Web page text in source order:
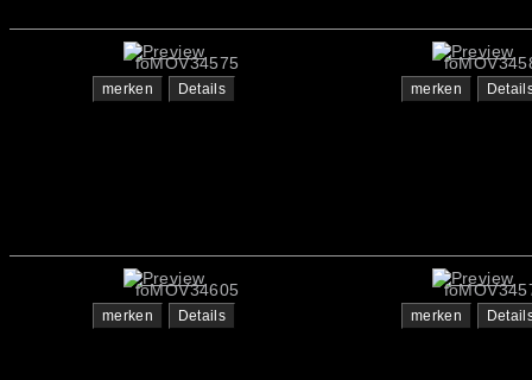
foMOV34575
merken Details merken
foMOV34605
merken Details merken